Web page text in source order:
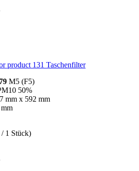
Taschenfilter
M5 (F5)
50%
mm x 592 mm
1 Stück)